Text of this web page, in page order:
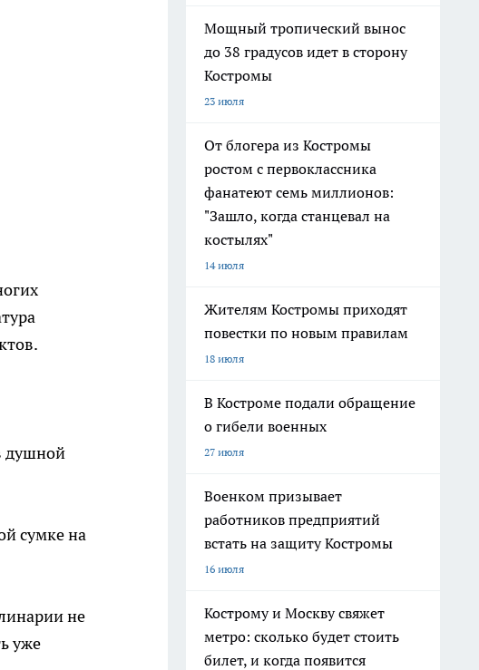
душной
сумке на
не
уже
Мощный тропический вынос
до 38 градусов идет в сторону
Костромы
23 июля
От блогера из Костромы
ростом с первоклассника
фанатеют семь миллионов:
"Зашло, когда станцевал на
костылях"
14 июля
Жителям Костромы приходят
повестки по новым правилам
18 июля
В Костроме подали обращение
о гибели военных
27 июля
Военком призывает
работников предприятий
встать на защиту Костромы
16 июля
Кострому и Москву свяжет
метро: сколько будет стоить
билет, и когда появится